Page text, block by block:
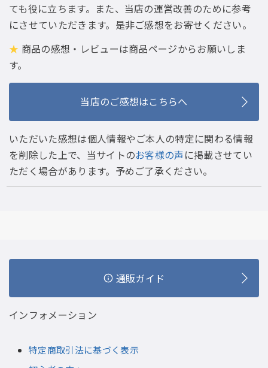
ても役に立ちます。また、当店の運営改善のために参考
にさせていただきます。是非ご感想をお寄せください。
★ 商品の感想・レビューは商品ページからお願いしま
す。
当店のご感想はこちらへ
いただいた感想は個人情報やご本人の特定に関わる情報
を削除した上で、当サイトのお客様の声に掲載させてい
ただく場合があります。予めご了承ください。
通販ガイド
インフォメーション
特定商取引法に基づく表示